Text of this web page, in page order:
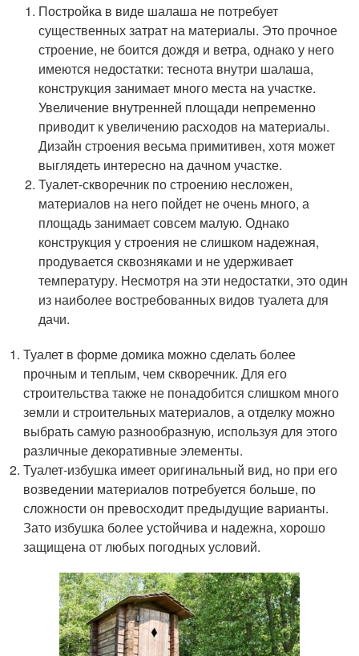
Постройка в виде шалаша не потребует
существенных затрат на материалы. Это прочное
строение, не боится дождя и ветра, однако у него
имеются недостатки: теснота внутри шалаша,
конструкция занимает много места на участке.
Увеличение внутренней площади непременно
приводит к увеличению расходов на материалы.
Дизайн строения весьма примитивен, хотя может
выглядеть интересно на дачном участке.
Туалет-скворечник по строению несложен,
материалов на него пойдет не очень много, а
площадь занимает совсем малую. Однако
конструкция у строения не слишком надежная,
продувается сквозняками и не удерживает
температуру. Несмотря на эти недостатки, это один
из наиболее востребованных видов туалета для
дачи.
Туалет в форме домика можно сделать более
прочным и теплым, чем скворечник. Для его
строительства также не понадобится слишком много
земли и строительных материалов, а отделку можно
выбрать самую разнообразную, используя для этого
различные декоративные элементы.
Туалет-избушка имеет оригинальный вид, но при его
возведении материалов потребуется больше, по
сложности он превосходит предыдущие варианты.
Зато избушка более устойчива и надежна, хорошо
защищена от любых погодных условий.